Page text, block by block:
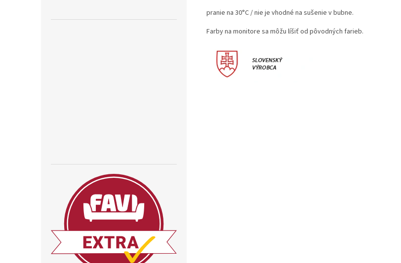
pranie na 30°C / nie je vhodné na sušenie v bubne.
Farby na monitore sa môžu líšiť od pôvodných farieb.